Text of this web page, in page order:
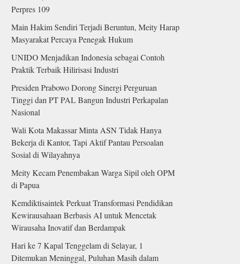
Perpres 109
Main Hakim Sendiri Terjadi Beruntun, Meity Harap
Masyarakat Percaya Penegak Hukum
UNIDO Menjadikan Indonesia sebagai Contoh
Praktik Terbaik Hilirisasi Industri
Presiden Prabowo Dorong Sinergi Perguruan
Tinggi dan PT PAL Bangun Industri Perkapalan
Nasional
Wali Kota Makassar Minta ASN Tidak Hanya
Bekerja di Kantor, Tapi Aktif Pantau Persoalan
Sosial di Wilayahnya
Meity Kecam Penembakan Warga Sipil oleh OPM
di Papua
Kemdiktisaintek Perkuat Transformasi Pendidikan
Kewirausahaan Berbasis AI untuk Mencetak
Wirausaha Inovatif dan Berdampak
Hari ke 7 Kapal Tenggelam di Selayar, 1
Ditemukan Meninggal, Puluhan Masih dalam